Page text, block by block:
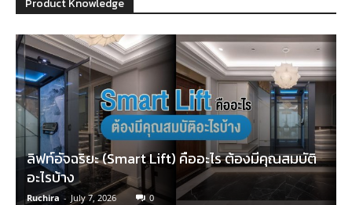
Product Knowledge
ลิฟท์อัจฉริยะ (Smart Lift) คืออะไร ต้องมีคุณสมบัติ
อะไรบ้าง
Ruchira - July 7, 2026 0